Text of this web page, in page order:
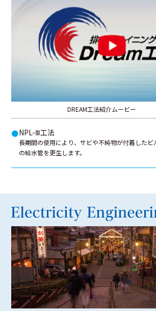
DREAM工法紹介ムービー
●NPL-Ⅲ工法
長期間の使用により、サビや不純物が付着したビ
の給水管を更生します。